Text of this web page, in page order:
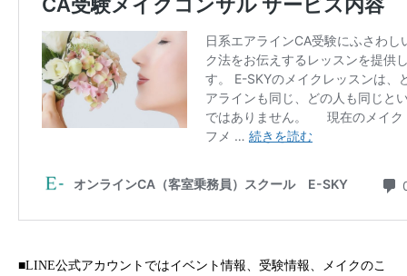
■LINE公式アカウントではイベント情報、受験情報、メイクのこ